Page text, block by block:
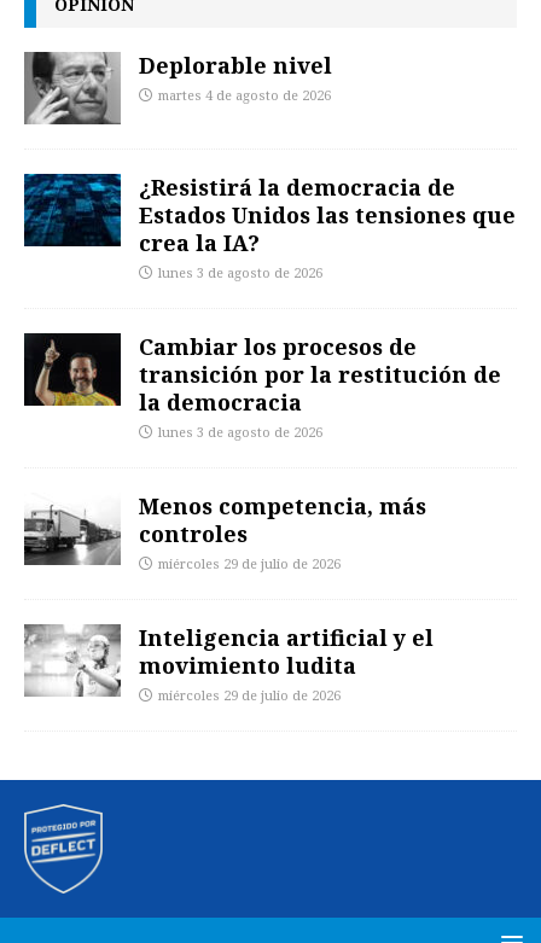
OPINIÓN
Deplorable nivel
martes 4 de agosto de 2026
¿Resistirá la democracia de
Estados Unidos las tensiones que
crea la IA?
lunes 3 de agosto de 2026
Cambiar los procesos de
transición por la restitución de
la democracia
lunes 3 de agosto de 2026
Menos competencia, más
controles
miércoles 29 de julio de 2026
Inteligencia artificial y el
movimiento ludita
miércoles 29 de julio de 2026